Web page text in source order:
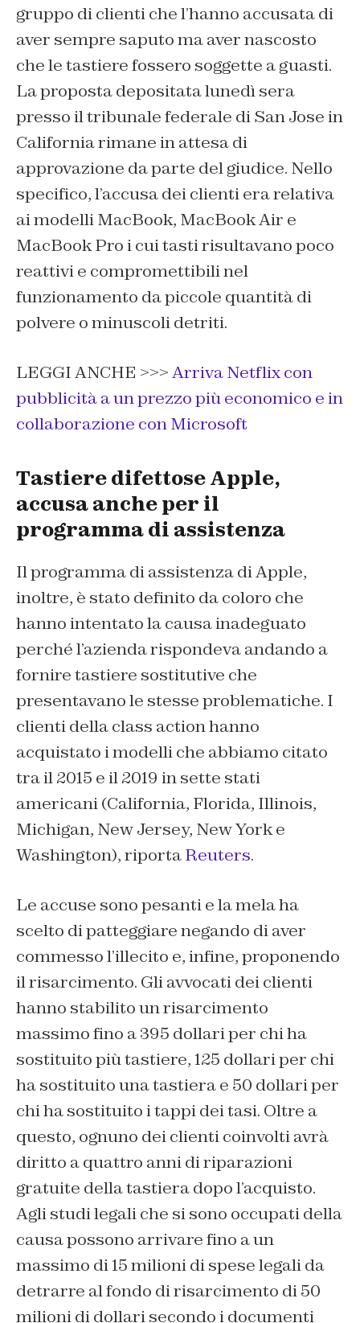
gruppo di clienti che l’hanno accusata di
aver sempre saputo ma aver nascosto
che le tastiere fossero soggette a guasti.
La proposta depositata lunedì sera
presso il tribunale federale di San Jose in
California rimane in attesa di
approvazione da parte del giudice. Nello
specifico, l’accusa dei clienti era relativa
ai modelli MacBook, MacBook Air e
MacBook Pro i cui tasti risultavano poco
reattivi e compromettibili nel
funzionamento da piccole quantità di
polvere o minuscoli detriti.
LEGGI ANCHE >>>Arriva Netflix con
pubblicità a un prezzo più economico e in
collaborazione con Microsoft
Tastiere difettose Apple,
accusa anche per il
programma di assistenza
Il programma di assistenza di Apple,
inoltre, è stato definito da coloro che
hanno intentato la causa inadeguato
perché l’azienda rispondeva andando a
fornire tastiere sostitutive che
presentavano le stesse problematiche. I
clienti della class action hanno
acquistato i modelli che abbiamo citato
tra il 2015 e il 2019 in sette stati
americani (California, Florida, Illinois,
Michigan, New Jersey, New York e
Washington), riportaReuters.
Le accuse sono pesanti e la mela ha
scelto di patteggiare negando di aver
commesso l’illecito e, infine, proponendo
il risarcimento. Gli avvocati dei clienti
hanno stabilito un risarcimento
massimo fino a 395 dollari per chi ha
sostituito più tastiere, 125 dollari per chi
ha sostituito una tastiera e 50 dollari per
chi ha sostituito i tappi dei tasi. Oltre a
questo, ognuno dei clienti coinvolti avrà
diritto a quattro anni di riparazioni
gratuite della tastiera dopo l’acquisto.
Agli studi legali che si sono occupati della
causa possono arrivare fino a un
massimo di 15 milioni di spese legali da
detrarre al fondo di risarcimento di 50
milioni di dollari secondo i documenti